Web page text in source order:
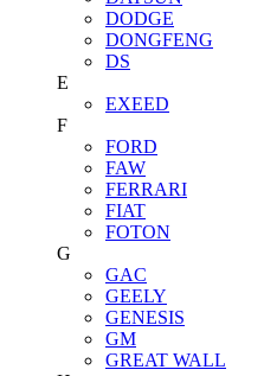
DODGE
DONGFENG
DS
E
EXEED
F
FORD
FAW
FERRARI
FIAT
FOTON
G
GAC
GEELY
GENESIS
GM
GREAT WALL